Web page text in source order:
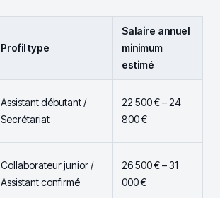
Profil type
Salaire annuel
minimum
estimé
Assistant débutant /
Secrétariat
22 500 € – 24
800 €
Collaborateur junior /
Assistant confirmé
26 500 € – 31
000 €